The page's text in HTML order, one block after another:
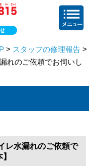
> スタッフの修理報告 >
れのご依頼でお伺いし
レ水漏れのご依頼で